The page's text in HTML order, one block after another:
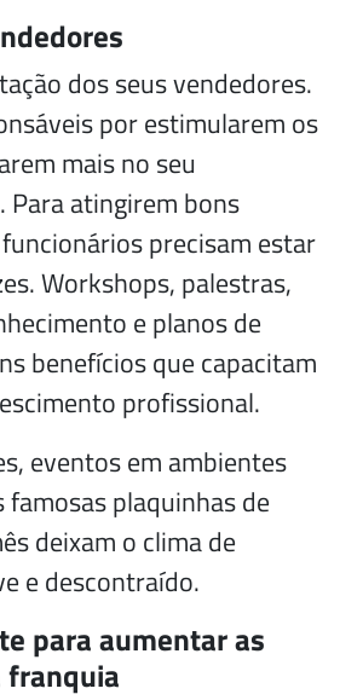
dos seus vendedores.
por estimularem os
mais no seu
Para atingirem bons
precisam estar
Workshops, palestras,
e planos de
benefícios que capacitam
profissional.
eventos em ambientes
famosas plaquinhas de
deixam o clima de
e descontraído.
para aumentar as
franquia